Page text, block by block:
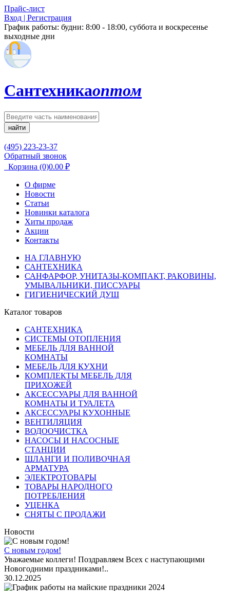
Прайс-лист
Вход | Регистрация
График работы: будни: 8:00 - 18:00, суббота и воскресенье
выходные дни
Сантехникаоптом
найти
(495) 223-23-37
Обратный звонок
Корзина (0)0.00 ₽
О фирме
Новости
Статьи
Новинки каталога
Хиты продаж
Акции
Контакты
НА ГЛАВНУЮ
САНТЕХНИКА
САНФАРФОР, УНИТАЗЫ-КОМПАКТ, РАКОВИНЫ,
УМЫВАЛЬНИКИ, ПИССУАРЫ
ГИГИЕНИЧЕСКИЙ ДУШ
Каталог товаров
САНТЕХНИКА
СИСТЕМЫ ОТОПЛЕНИЯ
МЕБЕЛЬ ДЛЯ ВАННОЙ
КОМНАТЫ
МЕБЕЛЬ ДЛЯ КУХНИ
КОМПЛЕКТЫ МЕБЕЛЬ ДЛЯ
ПРИХОЖЕЙ
АКСЕССУАРЫ ДЛЯ ВАННОЙ
КОМНАТЫ И ТУАЛЕТА
АКСЕССУАРЫ КУХОННЫЕ
ВЕНТИЛЯЦИЯ
ВОДООЧИСТКА
НАСОСЫ И НАСОСНЫЕ
СТАНЦИИ
ШЛАНГИ И ПОЛИВОЧНАЯ
АРМАТУРА
ЭЛЕКТРОТОВАРЫ
ТОВАРЫ НАРОДНОГО
ПОТРЕБЛЕНИЯ
УЦЕНКА
СНЯТЫ С ПРОДАЖИ
Новости
С новым годом!
Уважаемые коллеги! Поздравляем Всех с наступающими
Новогодними праздниками!..
30.12.2025